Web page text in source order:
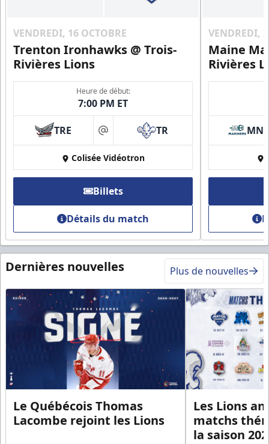
VENDREDI, 16 OCTOBRE
Trenton Ironhawks @ Trois-
Rivières Lions
Heure de début:
7:00 PM ET
TRE at TR
Colisée Vidéotron
Billets
Détails du match
VENDREDI,
Maine
Rivières
MNE
Dernières nouvelles Plus de nouvelles
Le Québécois Thomas
Lacombe rejoint les Lions
Les Lions
matchs
la saison